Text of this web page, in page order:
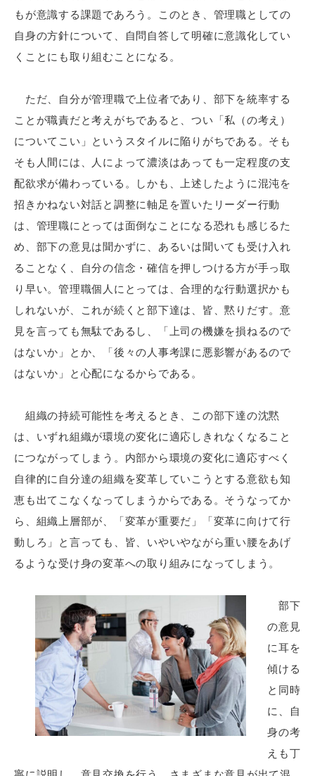
もが意識する課題であろう。このとき、管理職としての
自身の方針について、自問自答して明確に意識化してい
くことにも取り組むことになる。
ただ、自分が管理職で上位者であり、部下を統率する
ことが職責だと考えがちであると、つい「私（の考え）
についてこい」というスタイルに陥りがちである。そも
そも人間には、人によって濃淡はあっても一定程度の支
配欲求が備わっている。しかも、上述したように混沌を
招きかねない対話と調整に軸足を置いたリーダー行動
は、管理職にとっては面倒なことになる恐れも感じるた
め、部下の意見は聞かずに、あるいは聞いても受け入れ
ることなく、自分の信念・確信を押しつける方が手っ取
り早い。管理職個人にとっては、合理的な行動選択かも
しれないが、これが続くと部下達は、皆、黙りだす。意
見を言っても無駄であるし、「上司の機嫌を損ねるので
はないか」とか、「後々の人事考課に悪影響があるので
はないか」と心配になるからである。
組織の持続可能性を考えるとき、この部下達の沈黙
は、いずれ組織が環境の変化に適応しきれなくなること
につながってしまう。内部から環境の変化に適応すべく
自律的に自分達の組織を変革していこうとする意欲も知
恵も出てこなくなってしまうからである。そうなってか
ら、組織上層部が、「変革が重要だ」「変革に向けて行
動しろ」と言っても、皆、いやいやながら重い腰をあげ
るような受け身の変革への取り組みになってしまう。
部下
の意見
に耳を
傾ける
と同時
に、自
身の考
えも丁